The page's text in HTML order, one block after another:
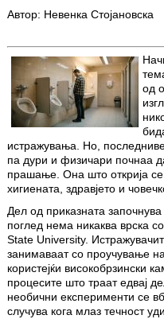
Автор: Невенка Стојановска
од
истражувања. Но,
па дури и физичари почнаа
прашање. Она што открија
хигиената, здравјето и
Дел од приказната
поглед нема никаква врска
State University.
занимаваат со проучување
користејќи високобрзински
процесите што траат едвај
необични експерименти се
случува кога млаз течност